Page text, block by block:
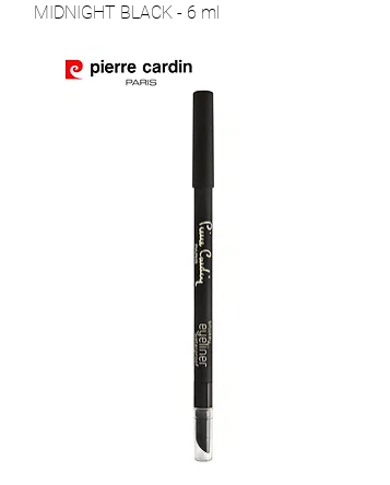
MIDNIGHT BLACK - 6 ml